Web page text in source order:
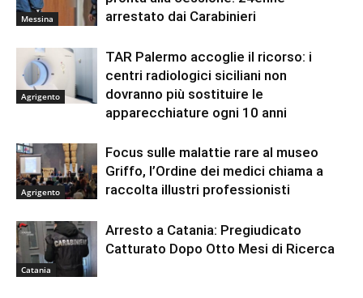
Messina
arrestato dai Carabinieri
Agrigento
TAR Palermo accoglie il ricorso: i
centri radiologici siciliani non
dovranno più sostituire le
apparecchiature ogni 10 anni
Agrigento
Focus sulle malattie rare al museo
Griffo, l’Ordine dei medici chiama a
raccolta illustri professionisti
Catania
Arresto a Catania: Pregiudicato
Catturato Dopo Otto Mesi di Ricerca